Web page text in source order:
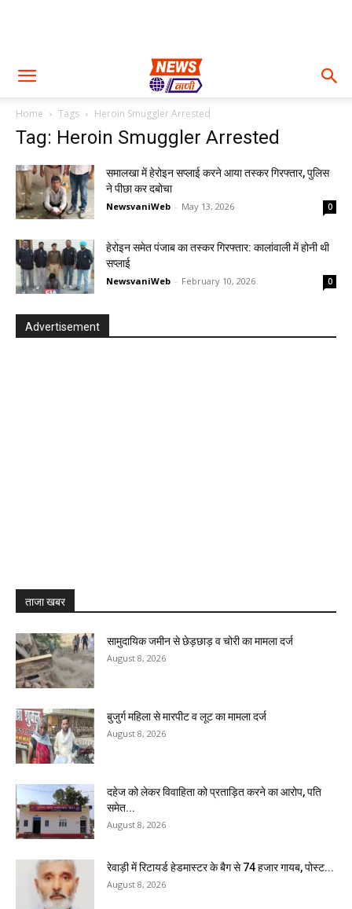
Home Tags Heroin Smuggler Arrested
Tag: Heroin Smuggler Arrested
समालखा में हेरोइन सप्लाई करने आया तस्कर गिरफ्तार, पुलिस
ने पीछा कर दबोचा
NewsvaniWeb - May 13, 2026 0
हेरोइन समेत पंजाब का तस्कर गिरफ्तार: कालांवाली में होनी थी
सप्लाई
NewsvaniWeb - February 10, 2026 0
Advertisement
ताजा खबर
सामुदायिक जमीन से छेड़छाड़ व चोरी का मामला दर्ज
August 8, 2026
बुजुर्ग महिला से मारपीट व लूट का मामला दर्ज
August 8, 2026
दहेज को लेकर विवाहिता को प्रताड़ित करने का आरोप, पति
समेत...
August 8, 2026
रेवाड़ी में रिटायर्ड हेडमास्टर के बैग से ₹74 हजार गायब, पोस्ट...
August 8, 2026